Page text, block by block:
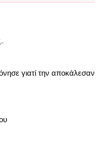
γιατί την αποκάλεσαν